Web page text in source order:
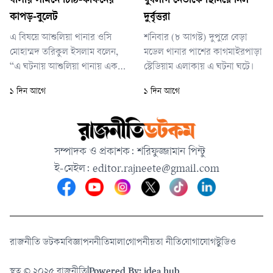
কাপড়-বুলেট
এ বিষয়ে আশুলিয়া থানার ওসি
মোহাম্মদ তরিকুল ইসলাম বলেন,
“এ ঘটনায় আশুলিয়া থানায় একটি
বিষয়টি নিয়ে আমরা কাজ করছি
১ দিন আগে
দুর্বৃত্তরা
শনিবার (৮ আগস্ট) দুপুরে বেড়া
মডেল থানার পাশের কাগমাইরপাড়া
স্টেডিয়াম এলাকায় এ ঘটনা ঘটে।
১ দিন আগে
সম্পাদক ও প্রকাশক: শরিফুজ্জামান পিন্টু
ই-মেইল: editor.rajneete@gmail.com
রাজনীতি ডটকমবিজ্ঞাপননীতিমালাগোপনীয়তা নীতিযোগাযোগস্টুডিও